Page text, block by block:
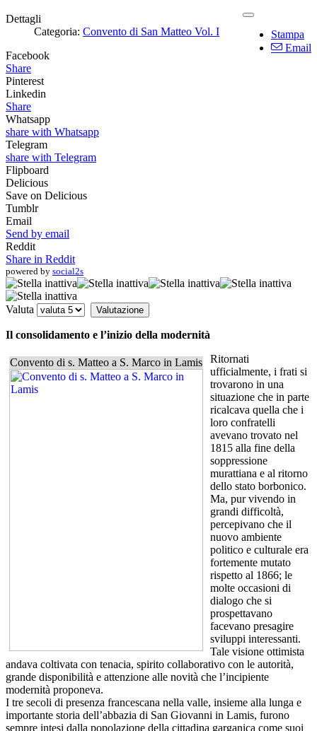
Stampa
Email
Dettagli
Categoria: Convento di San Matteo Vol. I
Facebook
Share
Pinterest
Linkedin
Share
Whatsapp
share with Whatsapp
Telegram
share with Telegram
Flipboard
Delicious
Save on Delicious
Tumblr
Email
Send by email
Reddit
Share in Reddit
powered by social2s
Valuta
Il consolidamento e l’inizio della modernità
Convento di s. Matteo a S. Marco in Lamis
Ritornati
ufficialmente, i frati si
trovarono in una
situazione che in parte
ricalcava quella che i
loro confratelli
avevano trovato nel
1815 alla fine della
soppressione
murattiana e al ritorno
dello stato borbonico.
Ma, pur vivendo in
grandi difficoltà,
percepivano che il
nuovo ambiente
politico e culturale era
fortemente mutato
rispetto al 1866; le
molte occasioni di
dialogo che si
prospettavano
facevano presagire
sviluppi interessanti.
Tale visione ottimista
andava coltivata con tenacia, spirito collaborativo con le autorità,
grande disponibilità e attenzione alle novità che l’incipiente
modernità proponeva.
I tre secoli di presenza francescana nella valle, insieme alla lunga e
importante storia dell’abbazia di San Giovanni in Lamis, furono
sempre intesi dalla popolazione della cittadina garganica come suoi